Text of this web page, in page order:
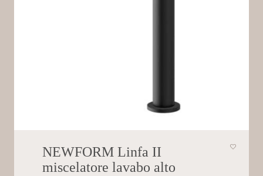
NEWFORM Linfa II
miscelatore lavabo alto